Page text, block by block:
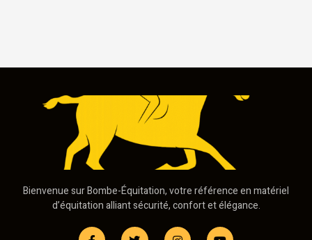
Bienvenue sur Bombe-Équitation, votre référence en matériel
d’équitation alliant sécurité, confort et élégance.